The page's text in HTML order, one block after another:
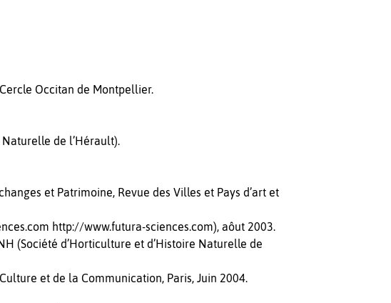
Occitan de Montpellier.
de l’Hérault).
et Patrimoine, Revue des Villes et Pays d’art et
http://www.futura-sciences.com), aôut 2003.
(Société d’Horticulture et d’Histoire Naturelle de
et de la Communication, Paris, Juin 2004.